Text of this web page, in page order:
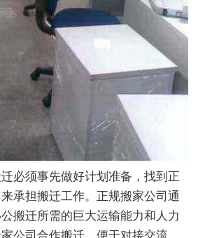
必须事先做好计划准备，找到正
承担搬迁工作。正规搬家公司通
搬迁所需的巨大运输能力和人力